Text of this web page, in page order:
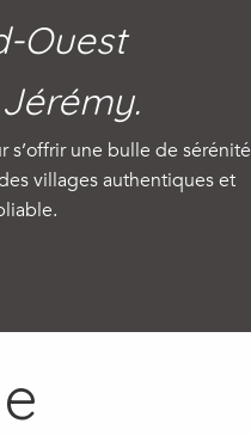
Ouest
une bulle de sérénité
villages authentiques et